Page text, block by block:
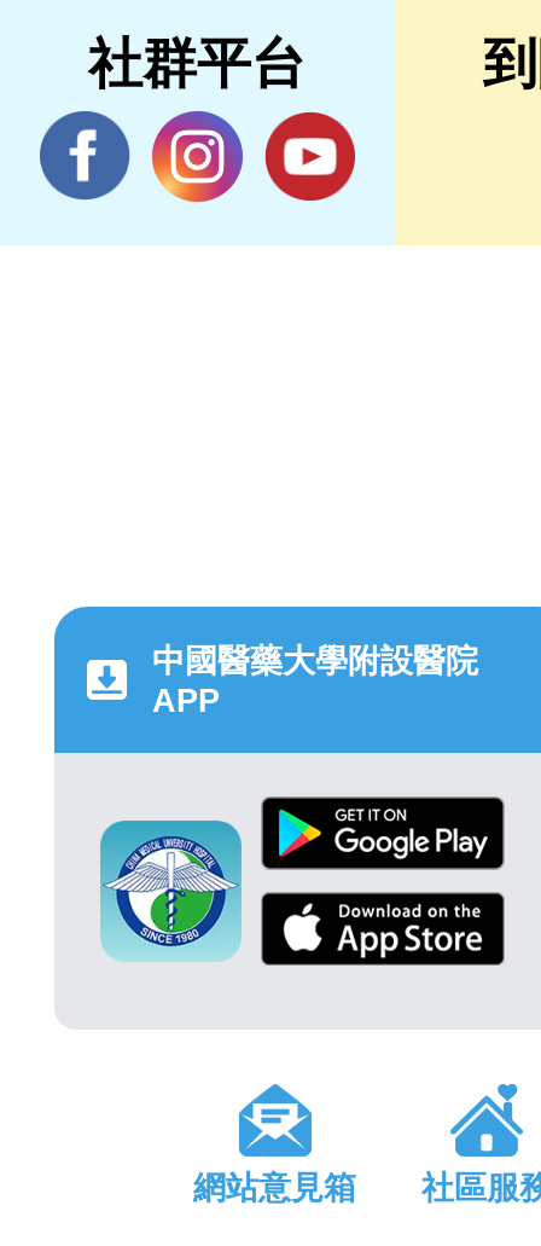
社群平台
中國醫藥大學附設醫院
APP
網站意見箱 社區服